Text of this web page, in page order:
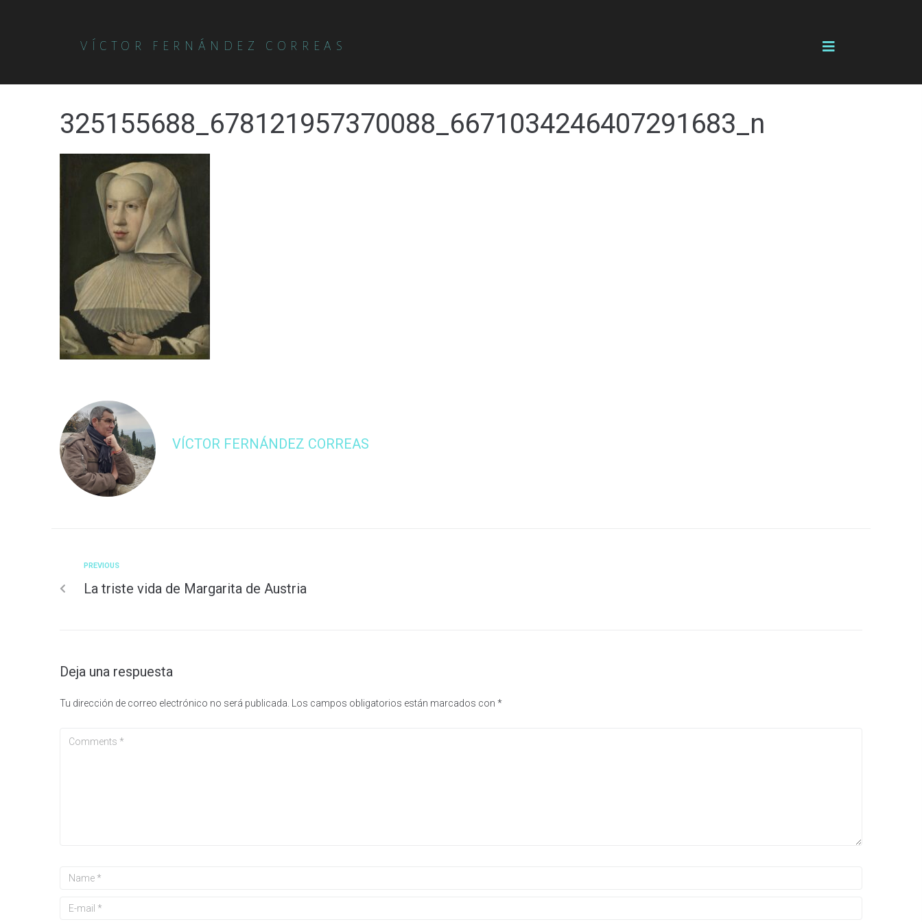
VÍCTOR FERNÁNDEZ CORREAS
325155688_678121957370088_6671034246407291683_n
VÍCTOR FERNÁNDEZ CORREAS
PREVIOUS
La triste vida de Margarita de Austria
Deja una respuesta
Tu dirección de correo electrónico no será publicada. Los campos obligatorios están marcados con *